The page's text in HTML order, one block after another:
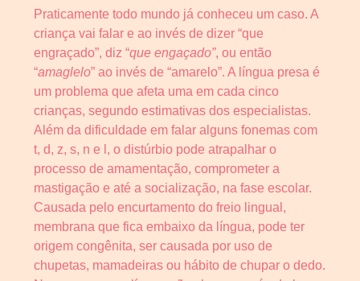
Praticamente todo mundo já conheceu um caso. A
criança vai falar e ao invés de dizer “que
engraçado”, diz “que engaçado”, ou então
“amaglelo” ao invés de “amarelo”. A língua presa é
um problema que afeta uma em cada cinco
crianças, segundo estimativas dos especialistas.
Além da dificuldade em falar alguns fonemas com
t, d, z, s, n e l, o distúrbio pode atrapalhar o
processo de amamentação, comprometer a
mastigação e até a socialização, na fase escolar.
Causada pelo encurtamento do freio lingual,
membrana que fica embaixo da língua, pode ter
origem congênita, ser causada por uso de
chupetas, mamadeiras ou hábito de chupar o dedo.